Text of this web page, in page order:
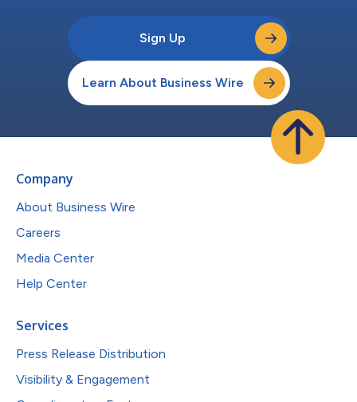
Sign Up
Learn About Business Wire
Company
About Business Wire
Careers
Media Center
Help Center
Services
Press Release Distribution
Visibility & Engagement